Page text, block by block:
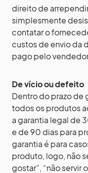
direito de
simplesmente
contatar o
custos de envio da
pago pelo
De vício ou defeito
Dentro do prazo de
todos os produtos
a garantia legal de
e de 90 dias para
garantia é para
produto, logo, não
gostar”, “não servir